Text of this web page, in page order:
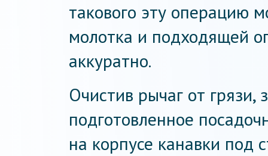
такового эту операцию
молотка и подходящей
аккуратно.
Очистив рычаг от грязи,
подготовленное
на корпусе канавки под